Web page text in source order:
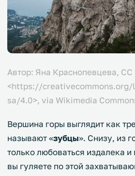
Автор: Яна Краснопевцева, CC
<https://
sa/4.0>, via Wikimedia
Вершина горы выглядит как
называют «зубцы». Снизу, из
только любоваться издалека и
вы гуляете по этой